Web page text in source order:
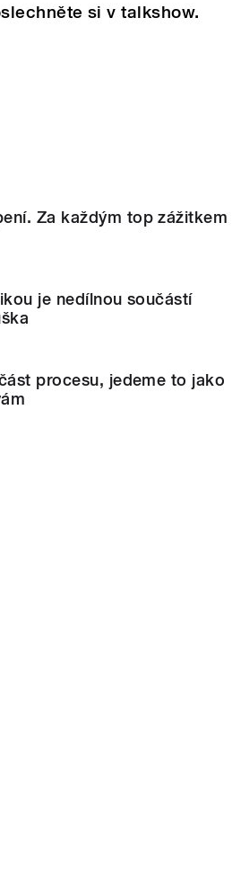
si v talkshow.
Za každým top zážitkem
je nedílnou součástí
procesu, jedeme to jako